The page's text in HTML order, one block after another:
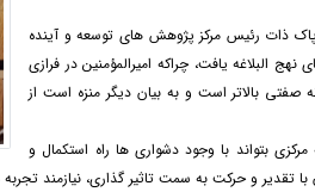
ذات رئیس مرکز پژوهش های توسعه و آینده
البلاغه یافت، چراکه امیرالمؤمنین در فرازی
صفتی بالاتر است و به بیان دیگر منزه است از
بتواند با وجود دشواری ها راه استکمال و
و حرکت به سمت تاثیر گذاری، نیازمند